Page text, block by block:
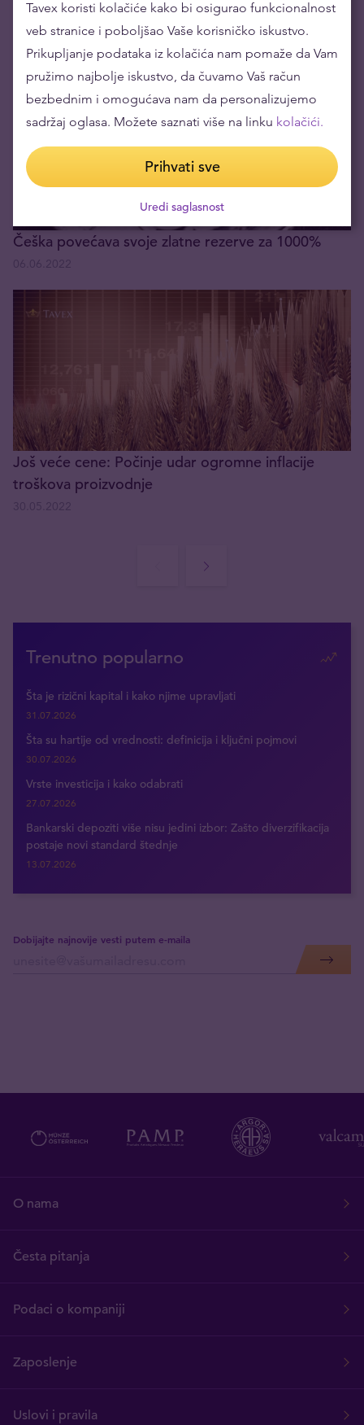
Kolika je realna inflacija?
04.07.2022
Češka povećava svoje zlatne rezerve za 1000%
Još veće cene: Počinje udar ogromne inflacije
troškova proizvodnje
Trenutno popularno
Šta je rizični kapital i kako njime upravljati
31.07.2026
Šta su hartije od vrednosti: definicija i ključni pojmovi
30.07.2026
Vrste investicija i kako odabrati
27.07.2026
Bankarski depoziti više nisu jedini izbor: Zašto diverzifikacija
postaje novi standard štednje
13.07.2026
Dobijajte najnovije vesti putem e-maila
O nama
Česta pitanja
Podaci o kompaniji
Zaposlenje
Uslovi i pravila
Tavex koristi kolačiće kako bi osigurao funkcionalnost
veb stranice i poboljšao Vaše korisničko iskustvo.
Prikupljanje podataka iz kolačića nam pomaže da Vam
pružimo najbolje iskustvo, da čuvamo Vaš račun
bezbednim i omogućava nam da personalizujemo
sadržaj oglasa. Možete saznati više na linku kolačići.
Prihvati sve
Uredi saglasnost